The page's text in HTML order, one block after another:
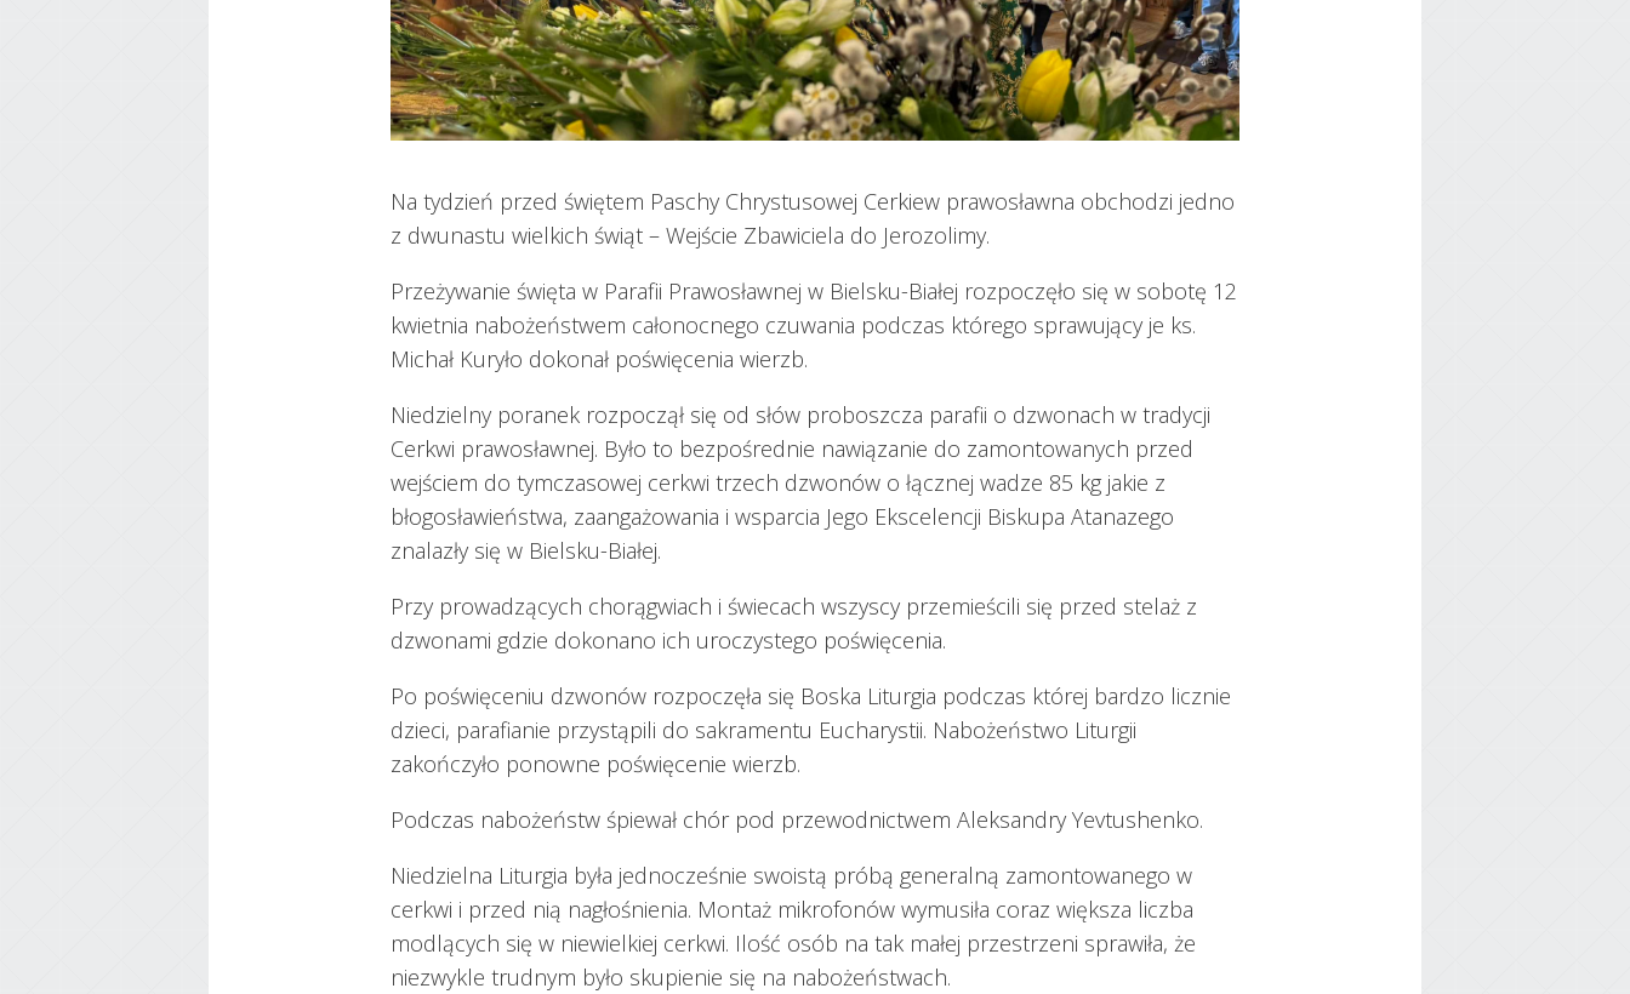
Na tydzień przed świętem Paschy Chrystusowej Cerkiew prawosławna obchodzi jedno
z dwunastu wielkich świąt – Wejście Zbawiciela do Jerozolimy.
Przeżywanie święta w Parafii Prawosławnej w Bielsku-Białej rozpoczęło się w sobotę 12
kwietnia nabożeństwem całonocnego czuwania podczas którego sprawujący je ks.
Michał Kuryło dokonał poświęcenia wierzb.
Niedzielny poranek rozpoczął się od słów proboszcza parafii o dzwonach w tradycji
Cerkwi prawosławnej. Było to bezpośrednie nawiązanie do zamontowanych przed
wejściem do tymczasowej cerkwi trzech dzwonów o łącznej wadze 85 kg jakie z
błogosławieństwa, zaangażowania i wsparcia Jego Ekscelencji Biskupa Atanazego
znalazły się w Bielsku-Białej.
Przy prowadzących chorągwiach i świecach wszyscy przemieścili się przed stelaż z
dzwonami gdzie dokonano ich uroczystego poświęcenia.
Po poświęceniu dzwonów rozpoczęła się Boska Liturgia podczas której bardzo licznie
dzieci, parafianie przystąpili do sakramentu Eucharystii. Nabożeństwo Liturgii
zakończyło ponowne poświęcenie wierzb.
Podczas nabożeństw śpiewał chór pod przewodnictwem Aleksandry Yevtushenko.
Niedzielna Liturgia była jednocześnie swoistą próbą generalną zamontowanego w
cerkwi i przed nią nagłośnienia. Montaż mikrofonów wymusiła coraz większa liczba
modlących się w niewielkiej cerkwi. Ilość osób na tak małej przestrzeni sprawiła, że
niezwykle trudnym było skupienie się na nabożeństwach.